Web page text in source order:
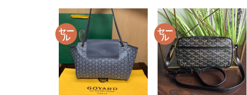
は
¥56,200
で
し
た。
格
は
¥19,980
で
す。
は
¥56,200
で
し
た。
格
は
¥19,980
で
す。
セー
ル
セー
ル